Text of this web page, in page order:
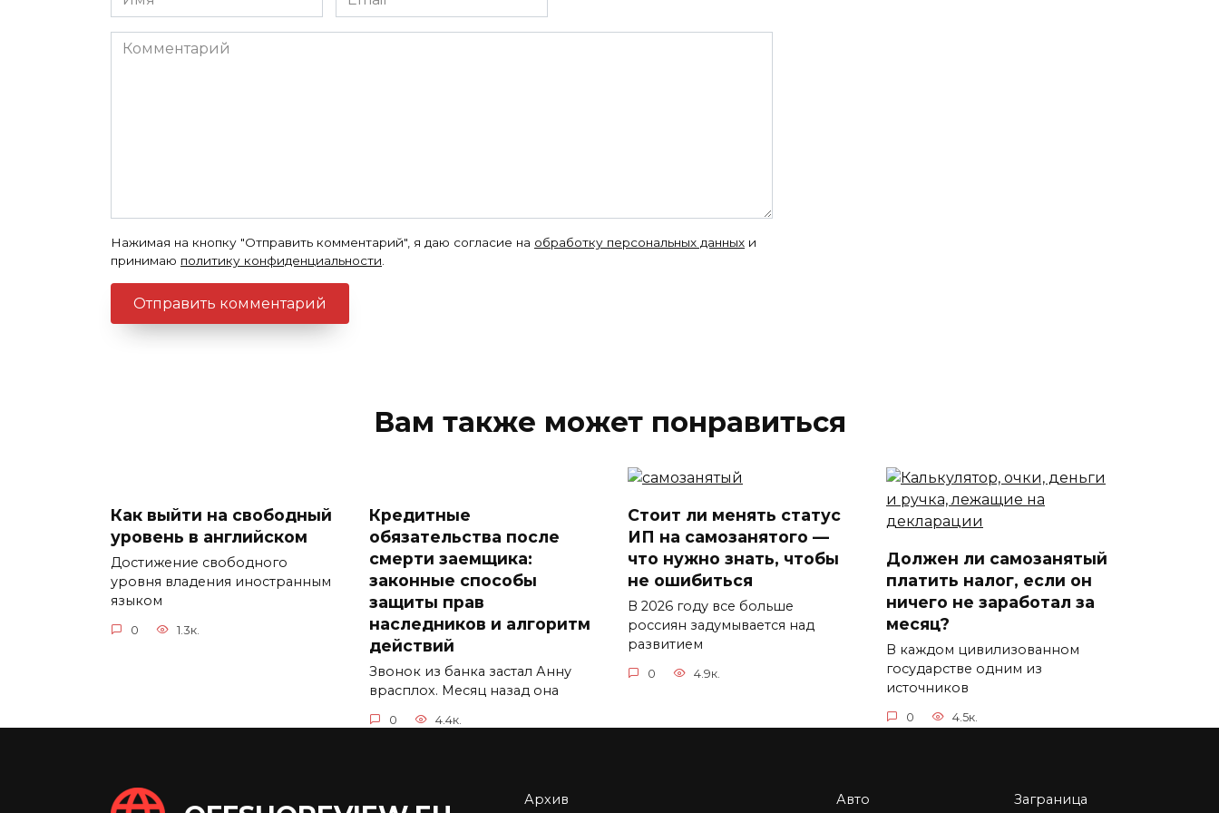
*
*
Комментарий
Нажимая на кнопку "Отправить комментарий", я даю согласие на обработку персональных данных и
принимаю политику конфиденциальности
Вам также может понравиться
Как выйти на свободный
уровень в английском
Достижение свободного
уровня владения иностранным
языком
0 1.3к.
Кредитные
обязательства после
смерти заемщика:
законные способы
защиты прав
наследников и алгоритм
действий
Звонок из банка застал Анну
врасплох. Месяц назад она
0 4.4к.
Стоит ли менять статус
ИП на самозанятого —
что нужно знать, чтобы
не ошибиться
В 2026 году все больше
россиян задумывается над
развитием
0 4.9к.
Должен ли самозанятый
платить налог, если он
ничего не заработал за
месяц?
В каждом цивилизованном
государстве одним из
источников
0 4.5к.
Архив Авто Заграница